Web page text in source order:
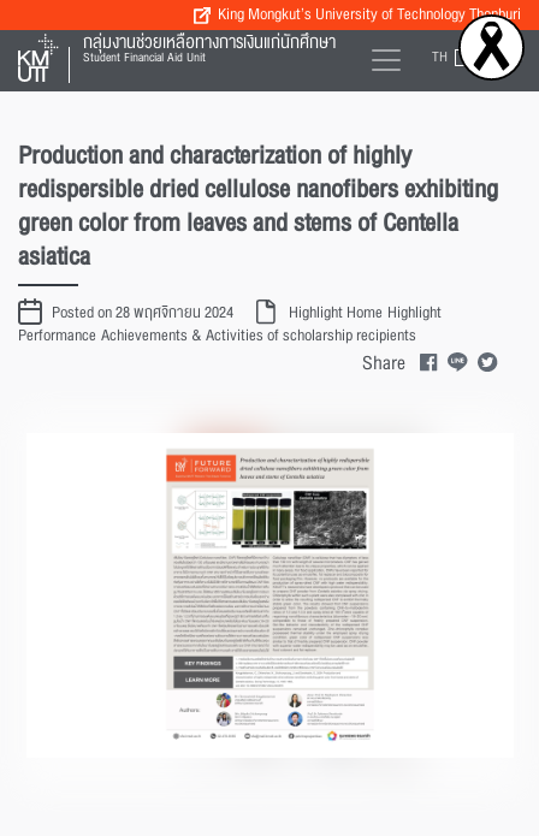
King Mongkut’s University of Technology Thonburi
กลุ่มงานช่วยเหลือทางการเงินแก่นักศึกษา
Student Financial Aid Unit TH EN
Production and characterization of highly
redispersible dried cellulose nanofibers exhibiting
green color from leaves and stems of Centella
asiatica
Posted on 28 พฤศจิกายน 2024 Highlight Home Highlight
Performance Achievements & Activities of scholarship recipients
Share